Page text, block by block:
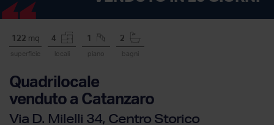
122 mq
superficie
4
locali
1
piano
2
bagni
Quadrilocale
venduto a Catanzaro
Via D. Milelli 34, Centro Storico